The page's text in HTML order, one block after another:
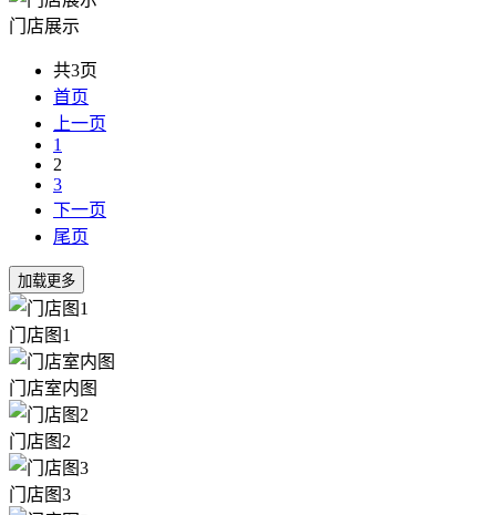
门店展示
共3页
首页
上一页
1
2
3
下一页
尾页
门店图1
门店室内图
门店图2
门店图3